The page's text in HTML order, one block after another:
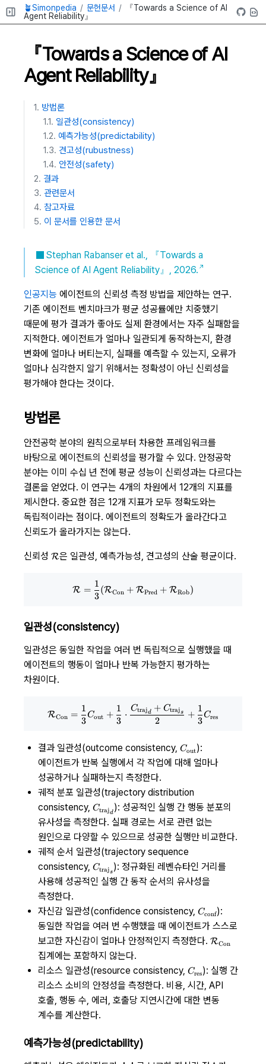
🪴Simonpedia 문헌문서
『Towards a Science of AI
Agent Reliability』
『Towards a Science of AI
Agent Reliability』
방법론
일관성(consistency)
예측가능성(predictability)
견고성(rubustness)
안전성(safety)
결과
관련문서
참고자료
이 문서를 인용한 문서
Stephan Rabanser et al., 『Towards a
Science of AI Agent Reliability』, 2026.
인공지능 에이전트의 신뢰성 측정 방법을 제안하는 연구.
기존 에이전트 벤치마크가 평균 성공률에만 치중했기
때문에 평가 결과가 좋아도 실제 환경에서는 자주 실패함을
지적한다. 에이전트가 얼마나 일관되게 동작하는지, 환경
변화에 얼마나 버티는지, 실패를 예측할 수 있는지, 오류가
얼마나 심각한지 알기 위해서는 정확성이 아닌 신뢰성을
평가해야 한다는 것이다.
방법론
안전공학 분야의 원칙으로부터 차용한 프레임워크를
바탕으로 에이전트의 신뢰성을 평가할 수 있다. 안정공학
분야는 이미 수십 년 전에 평균 성능이 신뢰성과는 다르다는
결론을 얻었다. 이 연구는 4개의 차원에서 12개의 지표를
제시한다. 중요한 점은 12개 지표가 모두 정확도와는
독립적이라는 점이다. 에이전트의 정확도가 올라간다고
신뢰도가 올라가지는 않는다.
신뢰성 \mathcal
R은 일관성, 예측가능성, 견고성의 산술 평균이다.
\mathcal R = {1 \over
R =
3
1
(RCon + RPred + RRob)
일관성(consistency)
일관성은 동일한 작업을 여러 번 독립적으로 실행했을 때
에이전트의 행동이 얼마나 반복 가능한지 평가하는
차원이다.
\mathcal R_\text{Con} = {1
RCon =
3
1
Cout +
3
1
⋅
2
Ctrajd + Ctrajs +
3
1
Cres
결과 일관성(outcome consistency, C_\text{out}
Cout):
에이전트가 반복 실행에서 각 작업에 대해 얼마나
성공하거나 실패하는지 측정한다.
궤적 분포 일관성(trajectory distribution
consistency, {C_\text{traj}}_d
Ctrajd ): 성공적인 실행 간 행동 분포의
유사성을 측정한다. 실패 경로는 서로 관련 없는
원인으로 다양할 수 있으므로 성공한 실행만 비교한다.
궤적 순서 일관성(trajectory sequence
consistency, {C_\text{traj}}_s
Ctrajs ): 정규화된 레벤슈타인 거리를
사용해 성공적인 실행 간 동작 순서의 유사성을
측정한다.
자신감 일관성(confidence consistency, C_\text{conf}
Cconf):
동일한 작업을 여러 번 수행했을 때 에이전트가 스스로
보고한 자신감이 얼마나 안정적인지 측정한다. \mathcal
RCon
집계에는 포함하지 않는다.
리소스 일관성(resource consistency, C_\text{res}
Cres): 실행 간
리소스 소비의 안정성을 측정한다. 비용, 시간, API
호출, 행동 수, 에러, 호출당 지연시간에 대한 변동
계수를 계산한다.
예측가능성(predictability)